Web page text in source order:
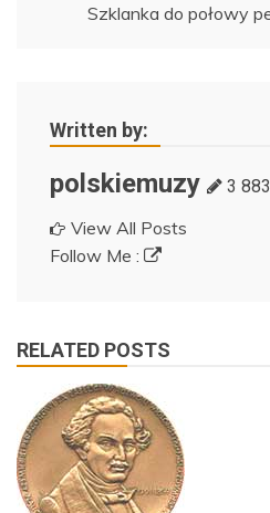
Szklanka do połowy
Written by:
polskiemuzy 3
View All Posts
Follow Me :
RELATED POSTS